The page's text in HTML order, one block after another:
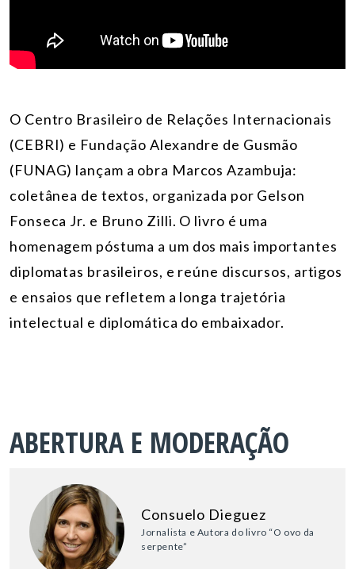
O Centro Brasileiro de Relações Internacionais
(CEBRI) e Fundação Alexandre de Gusmão
(FUNAG) lançam a obra Marcos Azambuja:
coletânea de textos, organizada por Gelson
Fonseca Jr. e Bruno Zilli. O livro é uma
homenagem póstuma a um dos mais importantes
diplomatas brasileiros, e reúne discursos, artigos
e ensaios que refletem a longa trajetória
intelectual e diplomática do embaixador.
ABERTURA E MODERAÇÃO
Consuelo Dieguez
Jornalista e Autora do livro “O ovo da
serpente”